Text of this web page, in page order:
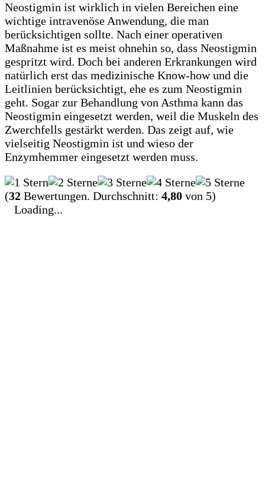
Neostigmin ist wirklich in vielen Bereichen eine
wichtige intravenöse Anwendung, die man
berücksichtigen sollte. Nach einer operativen
Maßnahme ist es meist ohnehin so, dass Neostigmin
gespritzt wird. Doch bei anderen Erkrankungen wird
natürlich erst das medizinische Know-how und die
Leitlinien berücksichtigt, ehe es zum Neostigmin
geht. Sogar zur Behandlung von Asthma kann das
Neostigmin eingesetzt werden, weil die Muskeln des
Zwerchfells gestärkt werden. Das zeigt auf, wie
vielseitig Neostigmin ist und wieso der
Enzymhemmer eingesetzt werden muss.
(32 Bewertungen. Durchschnitt: 4,80 von 5)
Loading...